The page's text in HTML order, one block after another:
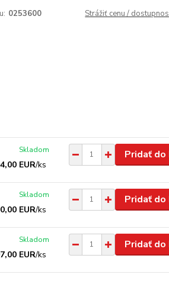
0253600 Strážiť cenu /
EUR/ks
Skladom Pridať do
EUR/ks
Skladom Pridať do
EUR/ks
Skladom Pridať do